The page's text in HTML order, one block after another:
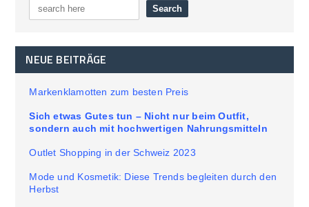
NEUE BEITRÄGE
Markenklamotten zum besten Preis
Sich etwas Gutes tun – Nicht nur beim Outfit,
sondern auch mit hochwertigen Nahrungsmitteln
Outlet Shopping in der Schweiz 2023
Mode und Kosmetik: Diese Trends begleiten durch den
Herbst